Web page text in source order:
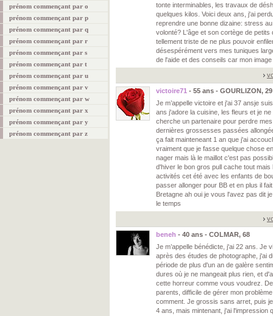
prénom commençant par o
prénom commençant par p
prénom commençant par q
prénom commençant par r
prénom commençant par s
prénom commençant par t
prénom commençant par u
prénom commençant par v
prénom commençant par w
prénom commençant par x
prénom commençant par y
prénom commençant par z
tonte interminables, les travaux de
quelques kilos. Voici deux ans, j'ai
reprendre une bonne dizaine: stress
volonté? L'âge et son cortège de
tellement triste de ne plus pouvoir
désespérément vers mes tuniques
de l'aide et des conseils car mon
victoire71 - 55 ans - GOURLIZON, 29
Je m’appelle victoire et j'ai 37 ansje
ans j'adore la cuisine, les fleurs et je
cherche un partenaire pour perdre
dernières grossesses passées
ça fait mainteneant 1 an que j'ai
vraiment que je fasse quelque chose
nager mais là le maillot c'est pas
d'hiver le bon gros pull cache tout
activités cet été avec les enfants de
passer allonger pour BB et en plus il
Bretagne ah oui je vous l'avez pas dit
le temps
beneh - 40 ans - COLMAR, 68
Je m’appelle bénédicte, j'ai 22 ans. Je
après des études de photographe, j'ai
période de plus d'un an de galère
dures où je ne mangeait plus rien, et
cette horreur comme vous voudrez.
parents, difficile de gérer mon
comment. Je grossis sans arret, puis
4 ans, mais mintenant, j'ai l'impression